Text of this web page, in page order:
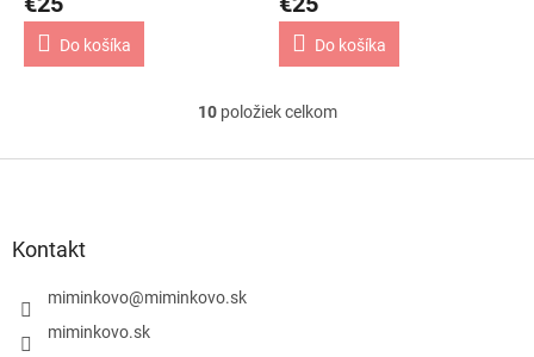
Do košíka Do košíka
O
l
10položiek celkom
Kontakt
miminkovo@miminkovo.sk
miminkovo.sk